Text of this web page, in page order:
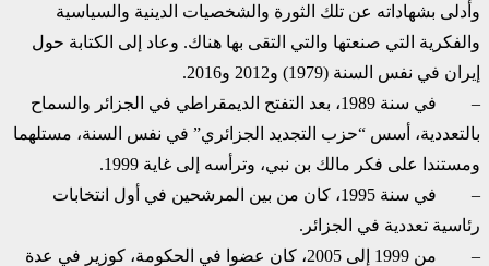
وأدلى بشهاداته عن تلك الثورة والشخصيات الدينية والسياسية
والفكرية التي صنعتها والتي التقى بها هناك. وعاد إلى الكتابة حول
إيران في نفس السنة (1979) و2012 و2016.
– في سنة 1989، بعد التفتح الديمقراطي في الجزائر والسماح
بالتعددية، أسس “حزب التجديد الجزائري” في نفس السنة، مستلهما
ومستندا على فكر مالك بن نبي، وترأسه إلى غاية 1999.
– في سنة 1995، كان من بين المرشحين في أول انتخابات
رئاسية تعددية في الجزائر.
– من 1999 إلى 2005، كان عضوا في الحكومة، كوزير في عدة